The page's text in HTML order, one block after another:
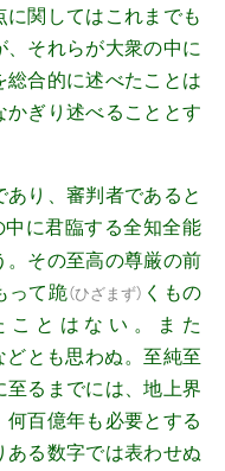
関してはこれまでも
それらが大衆の中に
合的に述べたことは
ぎり述べることとす
り、審判者であると
に君臨する全知全能
その至高の尊厳の前
って跪（ひざまず） くもの
とはない。また
とも思わぬ。至純至
るまでには、地上界
百億年も必要とする
る数字では表わせぬ